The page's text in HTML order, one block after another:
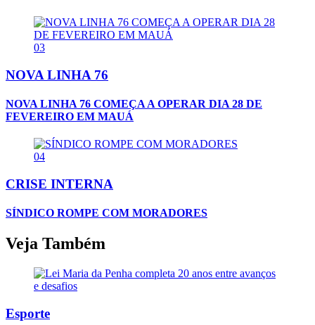
03
NOVA LINHA 76
NOVA LINHA 76 COMEÇA A OPERAR DIA 28 DE
FEVEREIRO EM MAUÁ
04
CRISE INTERNA
SÍNDICO ROMPE COM MORADORES
Veja Também
Esporte